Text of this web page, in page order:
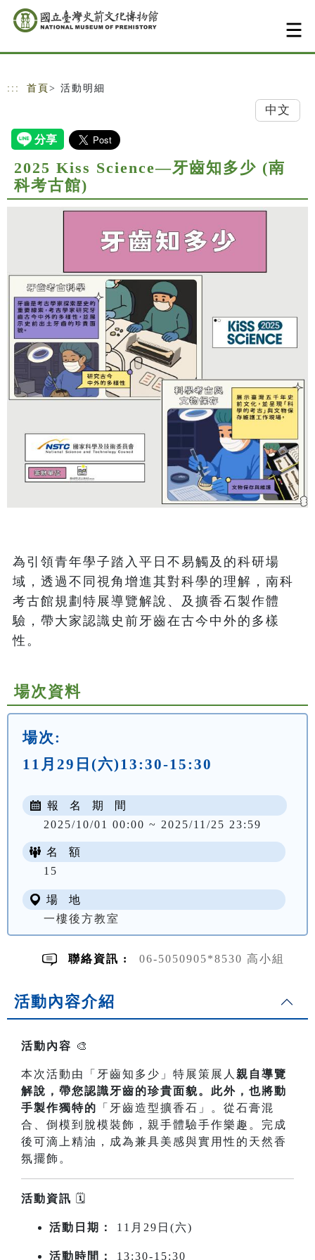
跳到主要內容
網站導覽
::: 首頁 > 活動明細
中文
2025 Kiss Science—牙齒知多少 (南
科考古館)
為引領青年學子踏入平日不易觸及的科研場
域，透過不同視角增進其對科學的理解，南科
考古館規劃特展導覽解說、及擴香石製作體
驗，帶大家認識史前牙齒在古今中外的多樣
性。
場次資料
場次:
11月29日(六)13:30-15:30
報 名 期 間
2025/10/01 00:00 ~ 2025/11/25 23:59
名 額
15
場 地
一樓後方教室
聯絡資訊 : 06-5050905*8530 高小組
活動內容介紹
活動內容 🎨
本次活動由「牙齒知多少」特展策展人 親自導覽
解說，帶您認識牙齒的珍貴面貌。此外，也將動
手製作獨特的
「牙齒造型擴香石」。從石膏混
合、倒模到脫模裝飾，親手體驗手作樂趣。完成
後可滴上精油，成為兼具美感與實用性的天然香
氛擺飾。
活動資訊 🗓️
活動日期： 11月29日(六)
活動時間： 13:30-15:30